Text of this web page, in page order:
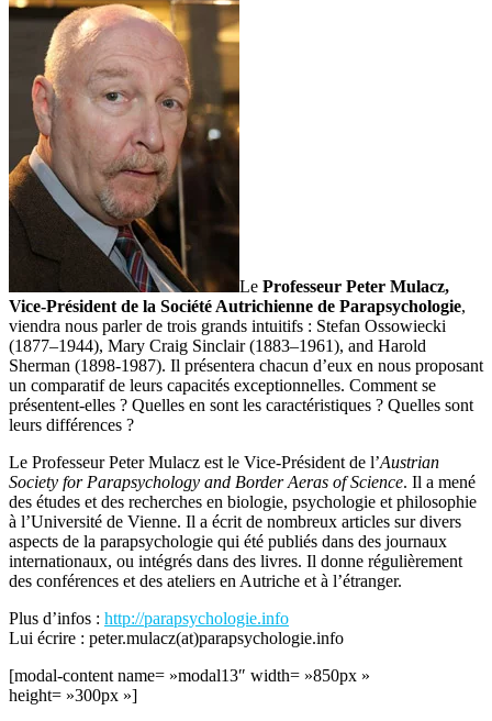
Le Professeur Peter Mulacz,
Vice-Président de la Société Autrichienne de Parapsychologie,
viendra nous parler de trois grands intuitifs : Stefan Ossowiecki
(1877–1944), Mary Craig Sinclair (1883–1961), and Harold
Sherman (1898-1987). Il présentera chacun d’eux en nous proposant
un comparatif de leurs capacités exceptionnelles. Comment se
présentent-elles ? Quelles en sont les caractéristiques ? Quelles sont
leurs différences ?
Le Professeur Peter Mulacz est le Vice-Président de l’Austrian
Society for Parapsychology and Border Aeras of Science. Il a mené
des études et des recherches en biologie, psychologie et philosophie
à l’Université de Vienne. Il a écrit de nombreux articles sur divers
aspects de la parapsychologie qui été publiés dans des journaux
internationaux, ou intégrés dans des livres. Il donne régulièrement
des conférences et des ateliers en Autriche et à l’étranger.
Plus d’infos : http://parapsychologie.info
Lui écrire : peter.mulacz(at)parapsychologie.info
[modal-content name= »modal13″ width= »850px »
height= »300px »]